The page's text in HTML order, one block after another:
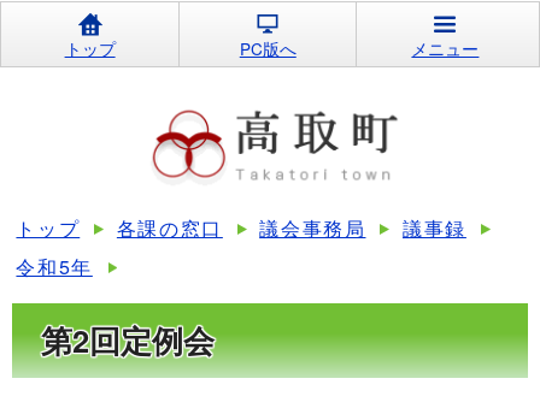
トップ PC版へ メニュー
トップ 各課の窓口 議会事務局
議事録
令和5年
第2回定例会